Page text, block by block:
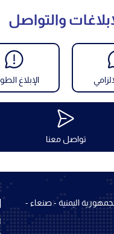
والتواصل
الإبلاغ
تواصل معنا
اليمنية - صنعاء -